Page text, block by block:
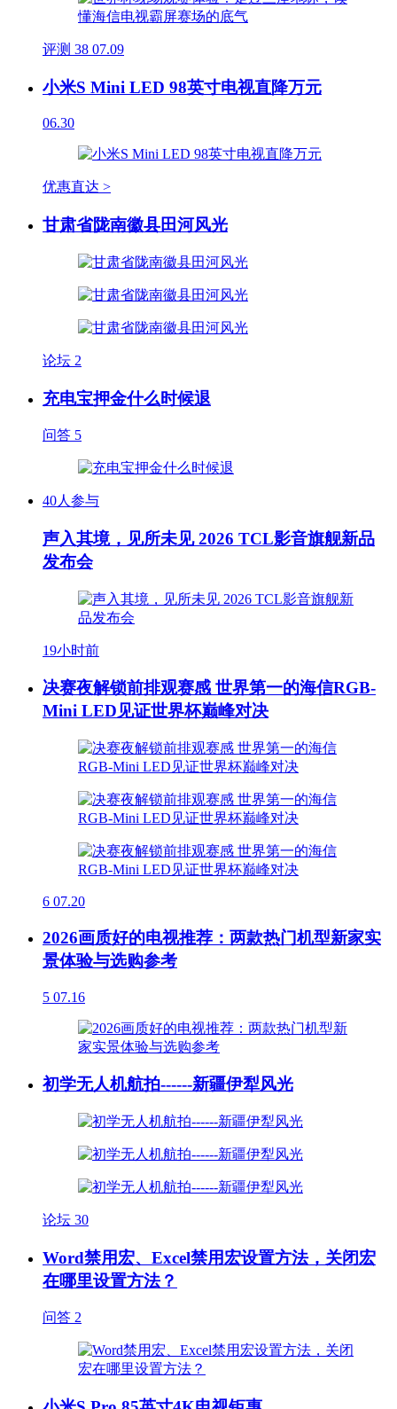
评测 38 07.09
小米S Mini LED 98英寸电视直降万元
06.30
优惠直达 >
甘肃省陇南徽县田河风光
论坛 2
充电宝押金什么时候退
问答 5
40人参与
声入其境，见所未见 2026 TCL影音旗舰新品
发布会
19小时前
决赛夜解锁前排观赛感 世界第一的海信RGB-
Mini LED见证世界杯巅峰对决
6 07.20
2026画质好的电视推荐：两款热门机型新家实
景体验与选购参考
5 07.16
初学无人机航拍------新疆伊犁风光
论坛 30
Word禁用宏、Excel禁用宏设置方法，关闭宏
在哪里设置方法？
问答 2